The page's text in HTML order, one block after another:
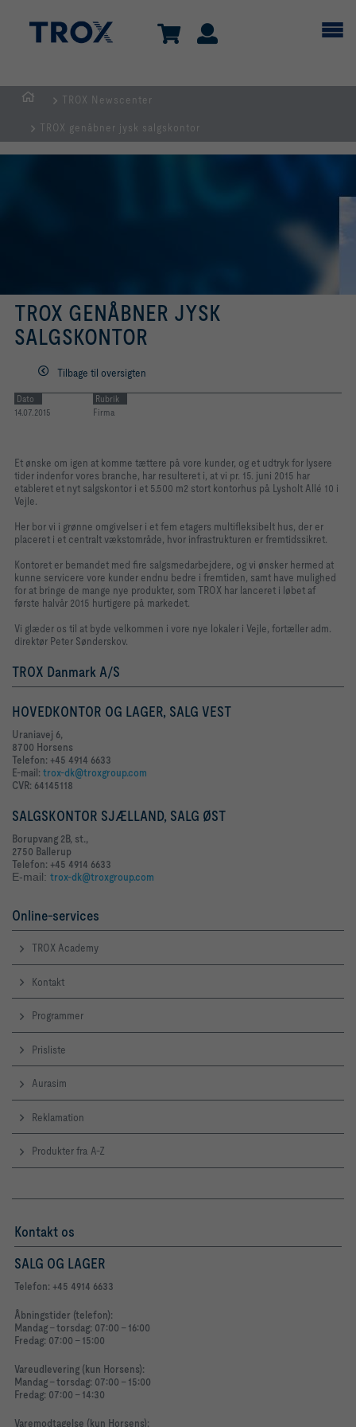
TROX Newscenter
TROX genåbner jysk salgskontor
TROX GENÅBNER JYSK
SALGSKONTOR
Tilbage til oversigten
Dato
14.07.2015
Rubrik
Firma
Et ønske om igen at komme tættere på vore kunder, og et udtryk for lysere
tider indenfor vores branche, har resulteret i, at vi pr. 15. juni 2015 har
etableret et nyt salgskontor i et 5.500 m2 stort kontorhus på Lysholt Allé 10 i
Vejle.
Her bor vi i grønne omgivelser i et fem etagers multifleksibelt hus, der er
placeret i et centralt vækstområde, hvor infrastrukturen er fremtidssikret.
Kontoret er bemandet med fire salgsmedarbejdere, og vi ønsker hermed at
kunne servicere vore kunder endnu bedre i fremtiden, samt have mulighed
for at bringe de mange nye produkter, som TROX har lanceret i løbet af
første halvår 2015 hurtigere på markedet.
Vi glæder os til at byde velkommen i vore nye lokaler i Vejle, fortæller adm.
direktør Peter Sønderskov.
TROX Danmark A/S
HOVEDKONTOR OG LAGER, SALG VEST
Uraniavej 6,
8700 Horsens
Telefon: +45 4914 6633
E-mail: trox-dk@troxgroup.com
CVR: 64145118
SALGSKONTOR SJÆLLAND, SALG ØST
Borupvang 2B, st.,
2750 Ballerup
Telefon: +45 4914 6633
E-mail: trox-dk@troxgroup.com
Online-services
TROX Academy
Kontakt
Programmer
Prisliste
Aurasim
Reklamation
Produkter fra A-Z
Kontakt os
SALG OG LAGER
Telefon: +45 4914 6633
Åbningstider (telefon):
Mandag - torsdag: 07:00 - 16:00
Fredag: 07:00 - 15:00
Vareudlevering (kun Horsens):
Mandag - torsdag: 07:00 - 15:00
Fredag: 07:00 - 14:30
Varemodtagelse (kun Horsens):